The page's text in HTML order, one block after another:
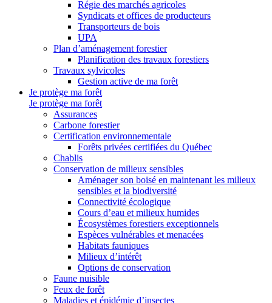
Régie des marchés agricoles
Syndicats et offices de producteurs
Transporteurs de bois
UPA
Plan d’aménagement forestier
Planification des travaux forestiers
Travaux sylvicoles
Gestion active de ma forêt
Je protège ma forêt
Je protège ma forêt
Assurances
Carbone forestier
Certification environnementale
Forêts privées certifiées du Québec
Chablis
Conservation de milieux sensibles
Aménager son boisé en maintenant les milieux
sensibles et la biodiversité
Connectivité écologique
Cours d’eau et milieux humides
Écosystèmes forestiers exceptionnels
Espèces vulnérables et menacées
Habitats fauniques
Milieux d’intérêt
Options de conservation
Faune nuisible
Feux de forêt
Maladies et épidémie d’insectes